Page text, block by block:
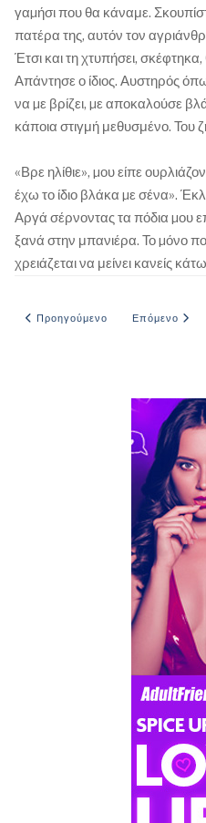
γαµήσι που θα κάναμε.
πατέρα της, αυτόν τον
Έτσι και τη χτυπήσει, σκέφτηκα,
Απάντησε ο ίδιος. Αυστηρός
να µε βρίζει, µε αποκαλούσε
κάποια στιγμή μεθυσμένο. Του
«Βρε ηλίθιε», µου είπε
έχω το ίδιο βλάκα µε σένα».
Αργά σέρνοντας τα πόδια µου
ξανά στην μπανιέρα. Το µόνο
χρειάζεται να μείνει κανείς
Προηγούμενο άρθρο: Η ΚΑΛΗ
Προηγούμενο Επόμενο
Επόμενο